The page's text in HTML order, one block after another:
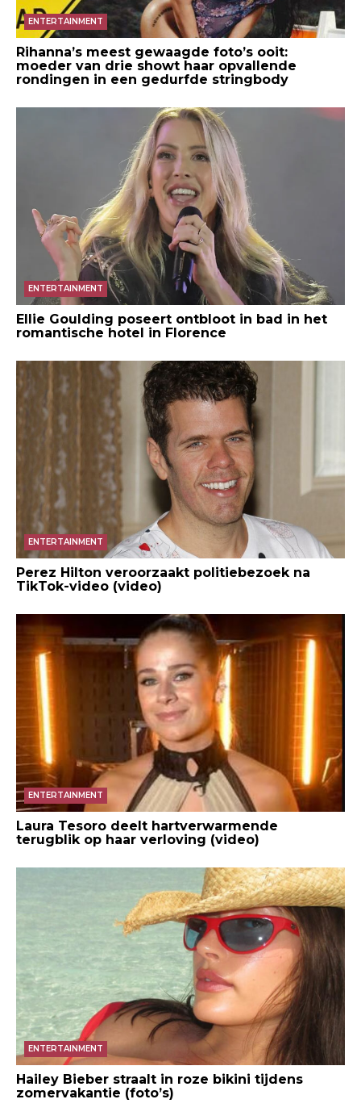
ENTERTAINMENT
Rihanna’s meest gewaagde foto’s ooit:
moeder van drie showt haar opvallende
rondingen in een gedurfde stringbody
ENTERTAINMENT
Ellie Goulding poseert ontbloot in bad in het
romantische hotel in Florence
ENTERTAINMENT
Perez Hilton veroorzaakt politiebezoek na
TikTok-video (video)
ENTERTAINMENT
Laura Tesoro deelt hartverwarmende
terugblik op haar verloving (video)
ENTERTAINMENT
Hailey Bieber straalt in roze bikini tijdens
zomervakantie (foto’s)